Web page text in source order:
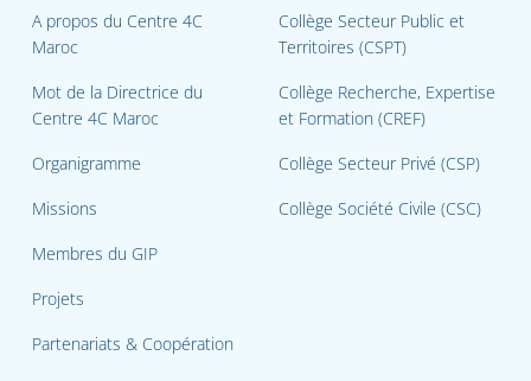
A propos du Centre 4C
Maroc
Mot de la Directrice du
Centre 4C Maroc
Organigramme
Missions
Membres du GIP
Projets
Partenariats & Coopération
Collège Secteur Public et
Territoires (CSPT)
Collège Recherche, Expertise
et Formation (CREF)
Collège Secteur Privé (CSP)
Collège Société Civile (CSC)